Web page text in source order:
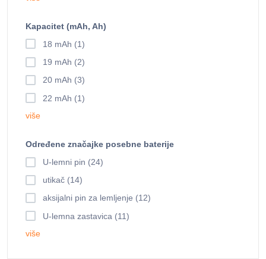
Kapacitet (mAh, Ah)
18 mAh (1)
19 mAh (2)
20 mAh (3)
22 mAh (1)
više
Određene značajke posebne baterije
U-lemni pin (24)
utikač (14)
aksijalni pin za lemljenje (12)
U-lemna zastavica (11)
više